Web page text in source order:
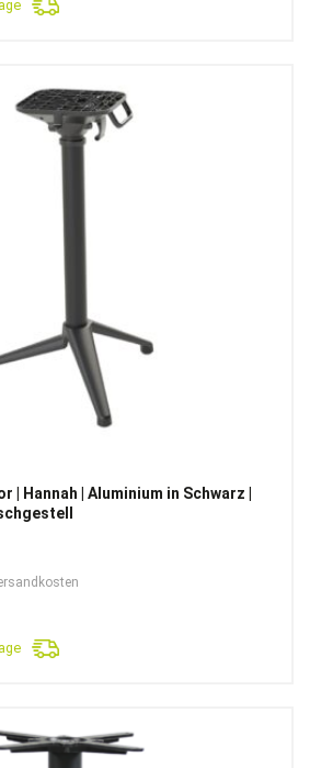
Hannah | Aluminium in Schwarz |